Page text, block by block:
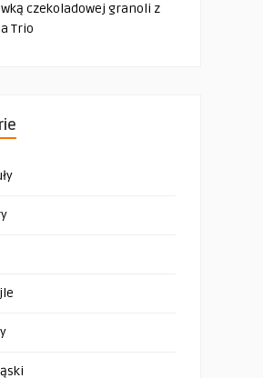
czekoladowej granoli z
Trio